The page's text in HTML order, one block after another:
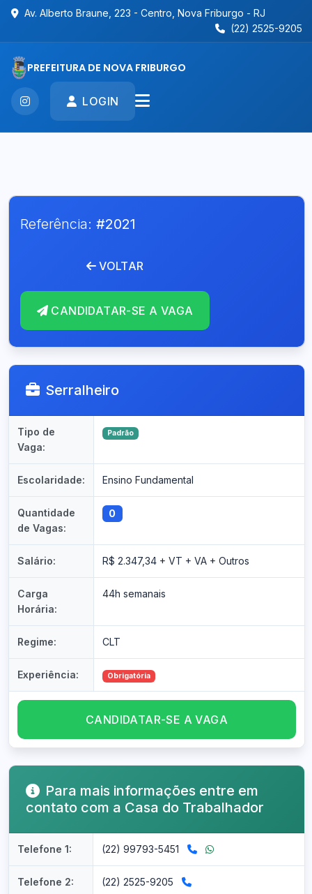
Av. Alberto Braune, 223 - Centro, Nova Friburgo - RJ
(22) 2525-9205
PREFEITURA DE NOVA FRIBURGO
LOGIN
Referência: #2021
VOLTAR
CANDIDATAR-SE A VAGA
Serralheiro
Tipo de
Vaga:
Padrão
Escolaridade: Ensino Fundamental
Quantidade
de Vagas:
0
Salário: R$ 2.347,34 + VT + VA + Outros
Carga
Horária:
44h semanais
Regime: CLT
Experiência: Obrigatória
CANDIDATAR-SE A VAGA
Para mais informações entre em
contato com a Casa do Trabalhador
Telefone 1: (22) 99793-5451
Telefone 2: (22) 2525-9205